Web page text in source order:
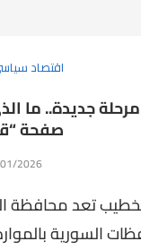
اقتصاد
مرحلة جديدة.. ما
صفحة
2026
تعد محافظة
السورية